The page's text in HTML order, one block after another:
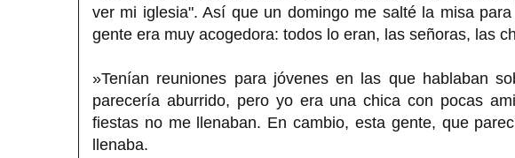
ver mi iglesia". Así que un domingo me salté la misa
gente era muy acogedora: todos lo eran, las señoras, las
»Tenían reuniones para jóvenes en las que hablaban
parecería aburrido, pero yo era una chica con pocas
fiestas no me llenaban. En cambio, esta gente, que
llenaba.